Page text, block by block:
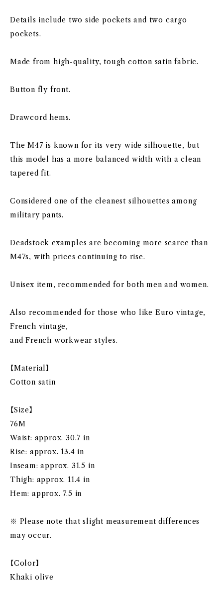
Details include two side pockets and two cargo
pockets.
Made from high-quality, tough cotton satin fabric.
Button fly front.
Drawcord hems.
The M47 is known for its very wide silhouette, but
this model has a more balanced width with a clean
tapered fit.
Considered one of the cleanest silhouettes among
military pants.
Deadstock examples are becoming more scarce than
M47s, with prices continuing to rise.
Unisex item, recommended for both men and women.
Also recommended for those who like Euro vintage,
French vintage,
and French workwear styles.
【Material】
Cotton satin
【Size】
76M
Waist: approx. 30.7 in
Rise: approx. 13.4 in
Inseam: approx. 31.5 in
Thigh: approx. 11.4 in
Hem: approx. 7.5 in
※ Please note that slight measurement differences
may occur.
【Color】
Khaki olive